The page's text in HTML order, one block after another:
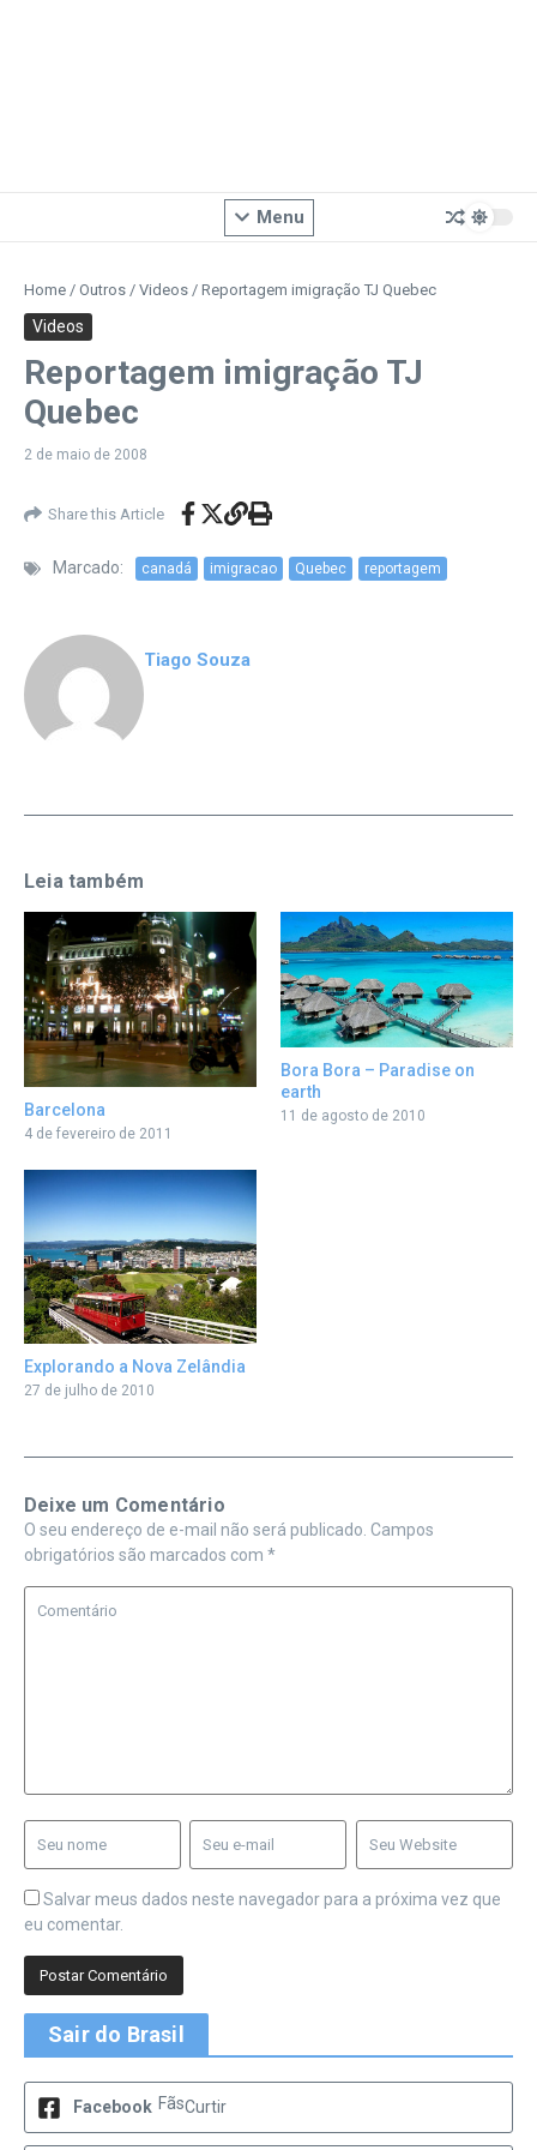
Menu
Home / Outros / Videos / Reportagem imigração TJ Quebec
Videos
Reportagem imigração TJ
Quebec
2 de maio de 2008
Share this Article
Marcado: canadá imigracao Quebec reportagem
Tiago Souza
Leia também
Barcelona
4 de fevereiro de 2011
Bora Bora – Paradise on
earth
11 de agosto de 2010
Explorando a Nova Zelândia
27 de julho de 2010
Deixe um Comentário
O seu endereço de e-mail não será publicado. Campos
obrigatórios são marcados com *
Salvar meus dados neste navegador para a próxima vez que
eu comentar.
Sair do Brasil
Facebook FãsCurtir